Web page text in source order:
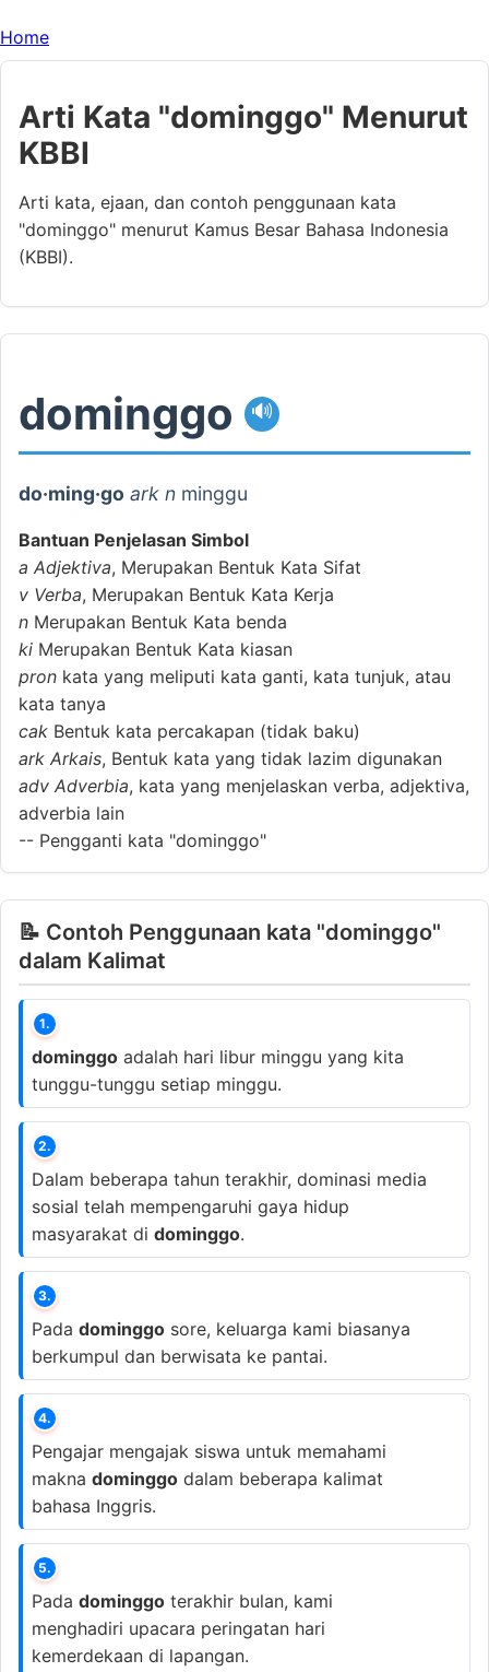
Home
Arti Kata "dominggo" Menurut
KBBI
Arti kata, ejaan, dan contoh penggunaan kata
"dominggo" menurut Kamus Besar Bahasa Indonesia
(KBBI).
dominggo 🔊
do·ming·go ark n minggu
Bantuan Penjelasan Simbol
a Adjektiva, Merupakan Bentuk Kata Sifat
v Verba, Merupakan Bentuk Kata Kerja
n Merupakan Bentuk Kata benda
ki Merupakan Bentuk Kata kiasan
pron kata yang meliputi kata ganti, kata tunjuk, atau
kata tanya
cak Bentuk kata percakapan (tidak baku)
ark Arkais, Bentuk kata yang tidak lazim digunakan
adv Adverbia, kata yang menjelaskan verba, adjektiva,
adverbia lain
-- Pengganti kata "dominggo"
📝 Contoh Penggunaan kata "dominggo"
dalam Kalimat
1.
dominggo adalah hari libur minggu yang kita
tunggu-tunggu setiap minggu.
2.
Dalam beberapa tahun terakhir, dominasi media
sosial telah mempengaruhi gaya hidup
masyarakat di dominggo.
3.
Pada dominggo sore, keluarga kami biasanya
berkumpul dan berwisata ke pantai.
4.
Pengajar mengajak siswa untuk memahami
makna dominggo dalam beberapa kalimat
bahasa Inggris.
5.
Pada dominggo terakhir bulan, kami
menghadiri upacara peringatan hari
kemerdekaan di lapangan.